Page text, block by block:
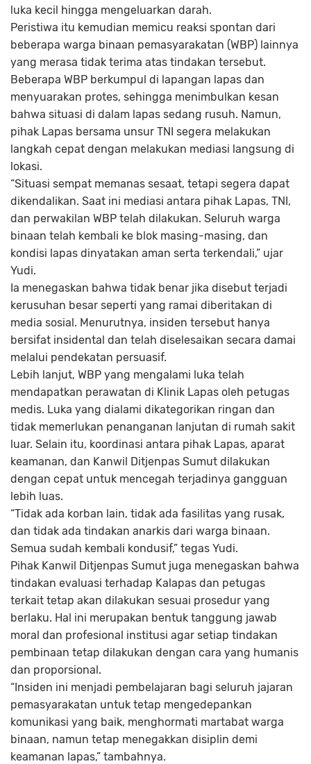
luka kecil hingga mengeluarkan darah.
Peristiwa itu kemudian memicu reaksi spontan dari
beberapa warga binaan pemasyarakatan (WBP) lainnya
yang merasa tidak terima atas tindakan tersebut.
Beberapa WBP berkumpul di lapangan lapas dan
menyuarakan protes, sehingga menimbulkan kesan
bahwa situasi di dalam lapas sedang rusuh. Namun,
pihak Lapas bersama unsur TNI segera melakukan
langkah cepat dengan melakukan mediasi langsung di
lokasi.
“Situasi sempat memanas sesaat, tetapi segera dapat
dikendalikan. Saat ini mediasi antara pihak Lapas, TNI,
dan perwakilan WBP telah dilakukan. Seluruh warga
binaan telah kembali ke blok masing-masing, dan
kondisi lapas dinyatakan aman serta terkendali,” ujar
Yudi.
Ia menegaskan bahwa tidak benar jika disebut terjadi
kerusuhan besar seperti yang ramai diberitakan di
media sosial. Menurutnya, insiden tersebut hanya
bersifat insidental dan telah diselesaikan secara damai
melalui pendekatan persuasif.
Lebih lanjut, WBP yang mengalami luka telah
mendapatkan perawatan di Klinik Lapas oleh petugas
medis. Luka yang dialami dikategorikan ringan dan
tidak memerlukan penanganan lanjutan di rumah sakit
luar. Selain itu, koordinasi antara pihak Lapas, aparat
keamanan, dan Kanwil Ditjenpas Sumut dilakukan
dengan cepat untuk mencegah terjadinya gangguan
lebih luas.
“Tidak ada korban lain, tidak ada fasilitas yang rusak,
dan tidak ada tindakan anarkis dari warga binaan.
Semua sudah kembali kondusif,” tegas Yudi.
Pihak Kanwil Ditjenpas Sumut juga menegaskan bahwa
tindakan evaluasi terhadap Kalapas dan petugas
terkait tetap akan dilakukan sesuai prosedur yang
berlaku. Hal ini merupakan bentuk tanggung jawab
moral dan profesional institusi agar setiap tindakan
pembinaan tetap dilakukan dengan cara yang humanis
dan proporsional.
“Insiden ini menjadi pembelajaran bagi seluruh jajaran
pemasyarakatan untuk tetap mengedepankan
komunikasi yang baik, menghormati martabat warga
binaan, namun tetap menegakkan disiplin demi
keamanan lapas,” tambahnya.